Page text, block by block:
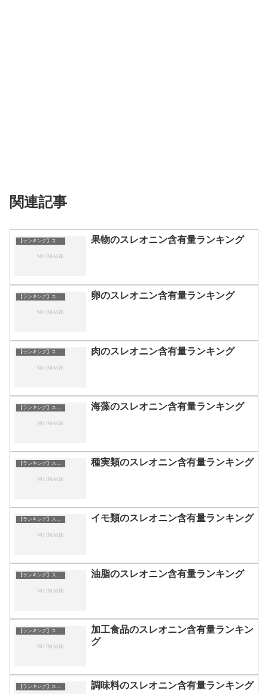
関連記事
果物のスレオニン含有量ランキング
卵のスレオニン含有量ランキング
【ランキング】スレオニン 肉のスレオニン含有量ランキング
【ランキング】スレオニン 海藻のスレオニン含有量ランキング
【ランキング】スレオニン 種実類のスレオニン含有量ランキング
【ランキング】スレオニン イモ類のスレオニン含有量ランキング
【ランキング】スレオニン 油脂のスレオニン含有量ランキング
【ランキング】スレオニン
加工食品のスレオニン含有量ランキン
グ
【ランキング】スレオニン 調味料のスレオニン含有量ランキング